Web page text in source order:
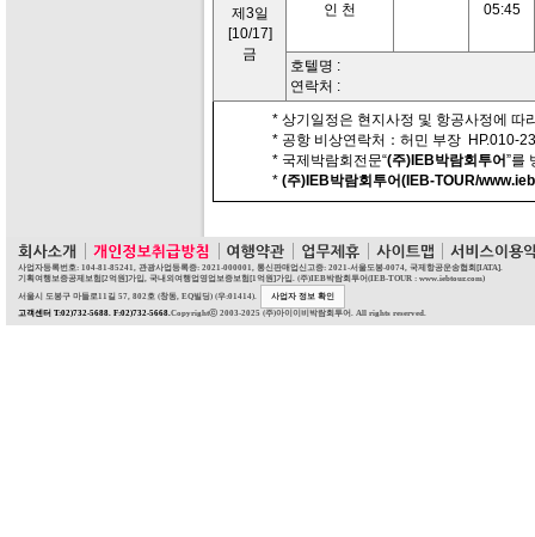
제3일
[10/17]
금
인 천
05:45
호텔명 :
연락처 :
* 상기일정은 현지사정 및 항공사정에 따
* 공항 비상연락처：허민 부장 HP.010-
* 국제박람회전문“(주)IEB박람회투어”를
* (주)IEB박람회투어(IEB-TOUR/
사업자등록번호: 104-81-85241, 관광사업등록증: 2021-000001, 통신판매업신고증: 2021-서울도봉-0074, 국제항공운송협회[IATA].
기획여행보증공제보험[2억원]가입, 국내외여행업영업보증보험[1억원]가입. (주)IEB박람회투어(IEB-TOUR : www.iebtour.com)
서울시 도봉구 마들로11길 57, 802호 (창동, EQ빌딩) (우:01414).
사업자 정보 확인
고객센터 T:02)732-5688. F:02)732-5668.Copyrightⓒ 2003-2025 (주)아이이비박람회투어. All rights reserved.